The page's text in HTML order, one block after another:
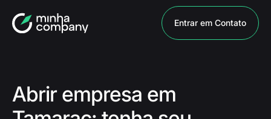
Entrar em Contato
Abrir empresa em